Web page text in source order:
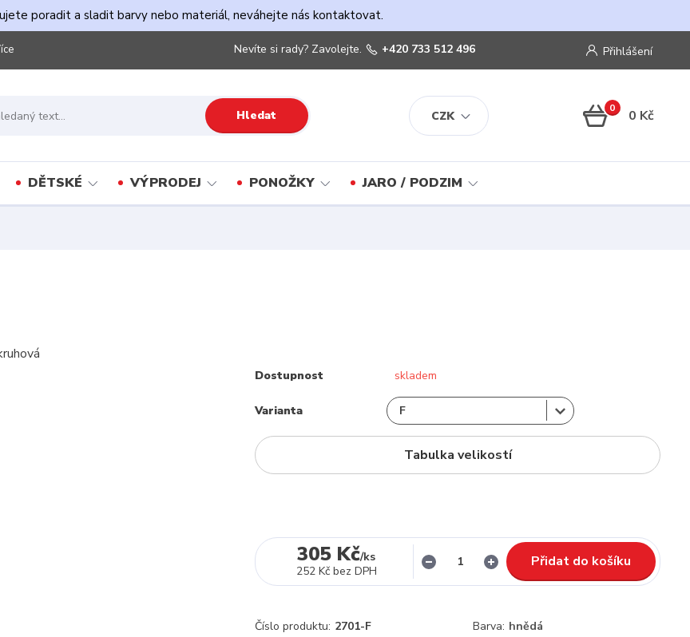
poradit a sladit barvy nebo materiál, neváhejte nás kontaktovat.
CZK
Přihlášení
Hledat
Nevíte si rady? Zavolejte. +420 733 512 496
0 0 Kč
DĚTSKÉ VÝPRODEJ PONOŽKY JARO / PODZIM
Dostupnost skladem
Varianta
Tabulka velikostí
305 Kč/ks
252 Kč bez DPH
Přidat do košíku
Číslo produktu: 2701-F Barva: hnědá